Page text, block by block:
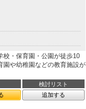
校・保育園・公園が徒歩10
園や幼稚園などの教育施設が
検討リスト
追加する